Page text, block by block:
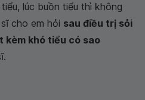
lúc buồn tiểu thì không
cho em hỏi sau điều trị sỏi
kèm khó tiểu có sao